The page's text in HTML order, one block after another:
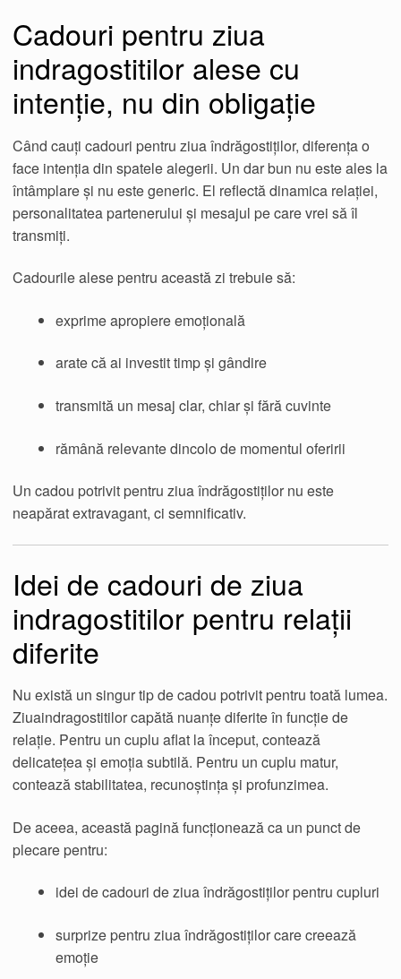
Cadouri pentru ziua
indragostitilor alese cu
intenție, nu din obligație
Când cauți cadouri pentru ziua îndrăgostiților, diferența o
face intenția din spatele alegerii. Un dar bun nu este ales la
întâmplare și nu este generic. El reflectă dinamica relației,
personalitatea partenerului și mesajul pe care vrei să îl
transmiți.
Cadourile alese pentru această zi trebuie să:
exprime apropiere emoțională
arate că ai investit timp și gândire
transmită un mesaj clar, chiar și fără cuvinte
rămână relevante dincolo de momentul oferirii
Un cadou potrivit pentru ziua îndrăgostiților nu este
neapărat extravagant, ci semnificativ.
Idei de cadouri de ziua
indragostitilor pentru relații
diferite
Nu există un singur tip de cadou potrivit pentru toată lumea.
Ziuaindragostitilor capătă nuanțe diferite în funcție de
relație. Pentru un cuplu aflat la început, contează
delicatețea și emoția subtilă. Pentru un cuplu matur,
contează stabilitatea, recunoștința și profunzimea.
De aceea, această pagină funcționează ca un punct de
plecare pentru:
idei de cadouri de ziua îndrăgostiților pentru cupluri
surprize pentru ziua îndrăgostiților care creează
emoție